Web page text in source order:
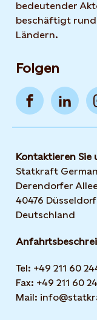
bedeutender
beschäftigt rund
Ländern.
Folgen
Kontaktieren Sie
Statkraft
Derendorfer
40476 Düsseldorf
Deutschland
Tel: +49 211 60
Fax: +49 211 60
Mail: